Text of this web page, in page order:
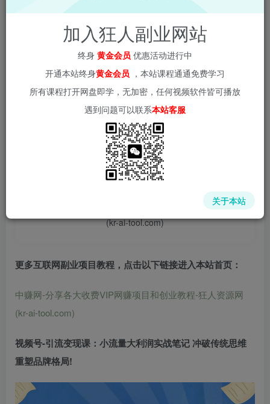
📌 1000➕互联网副业项目教程，更多网赚项目，点击以下
链接进入本站首页：
中赚网 - 分享各大收费VIP网赚项目和创业教程 - 狂人资源
(kr-ai-tool.com)
更多互联网副业项目教程，点击以下链接进入本站首页 ：
中赚网-分享各大收费VIP网赚项目和创业教程-狂人资源网
(kr-ai-tool.com)
视频号-引流变现课：小流量大利润实战笔记 冲破传统思维
重塑品牌格局!
加入狂人副业网站
终身 黄金会员 优惠活动进行中
开通本站终身黄金会员 ，本站课程通通免费学习
所有课程打开网盘即学，无加密，任何视频软件皆可播放
遇到问题可以联系本站客服
关于本站